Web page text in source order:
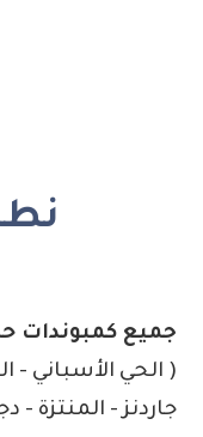
جميع كمبوندات
( الحي الأسباني -
جاردنز - المنتزة -